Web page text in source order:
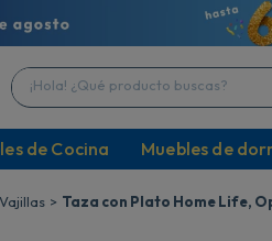
¡Hola! ¿Qué producto buscas?
de Cocina Muebles de
Vajillas Taza con Plato Home Life,